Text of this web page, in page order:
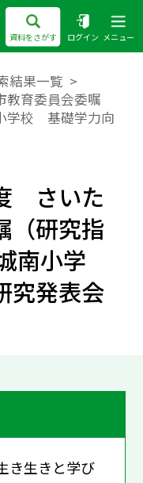
資料をさがす ログイン メニュー
結果一覧
育委員会委嘱
学校 基礎学力向
さいた
（研究指
南小学
発表会
き生きと学び